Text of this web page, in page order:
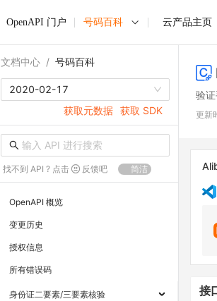
OpenAPI 门户 号码百科 云产品主页
文档中心 / 号码百科
2020-02-17
获取元数据 获取 SDK
找不到 API ? 点击 反馈吧 简洁
OpenAPI 概览
变更历史
授权信息
所有错误码
身份证二要素/三要素核验
验
更新
接